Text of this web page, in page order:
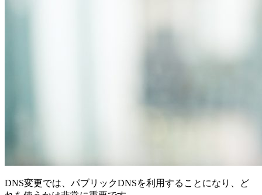
DNS変更では、パブリックDNSを利用することになり、ど